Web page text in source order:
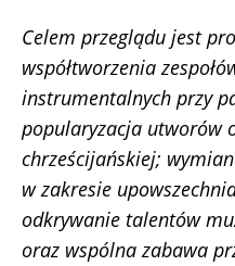
Celem przeglądu jest
współtworzenia
instrumentalnych przy
popularyzacja utworów
chrześcijańskiej;
w zakresie
odkrywanie talentów
oraz wspólna zabawa